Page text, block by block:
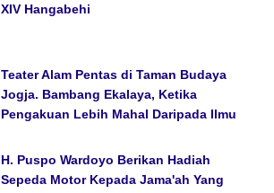
XIV Hangabehi
Teater Alam Pentas di Taman Budaya
Jogja. Bambang Ekalaya, Ketika
Pengakuan Lebih Mahal Daripada Ilmu
H. Puspo Wardoyo Berikan Hadiah
Sepeda Motor Kepada Jama'ah Yang